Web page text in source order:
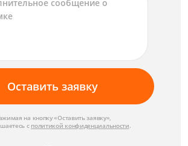
Оставить заявку
на кнопку «Оставить заявку»,
с политикой конфиденциальности.